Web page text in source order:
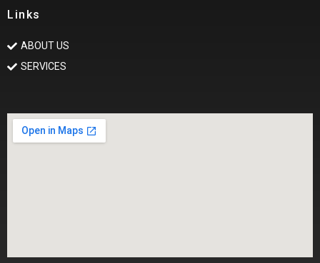
Links
ABOUT US
SERVICES